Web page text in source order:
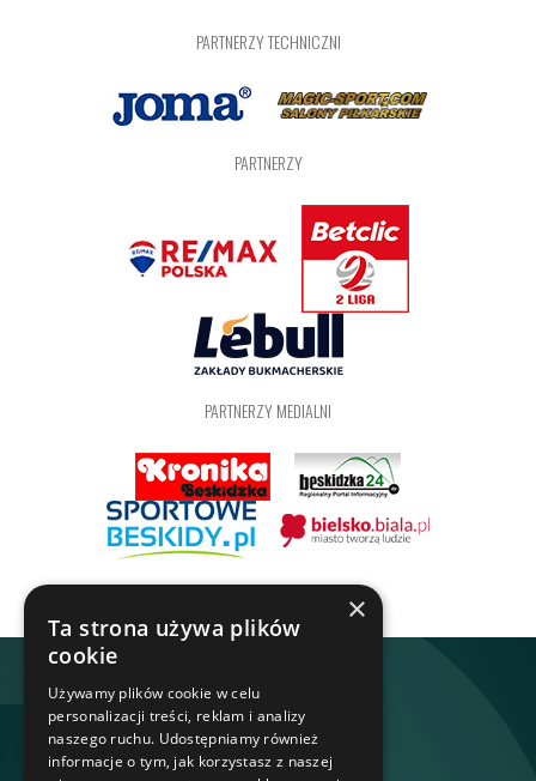
PARTNERZY TECHNICZNI
PARTNERZY
PARTNERZY MEDIALNI
×
Ta strona używa plików
cookie
Używamy plików cookie w celu
personalizacji treści, reklam i analizy
naszego ruchu. Udostępniamy również
informacje o tym, jak korzystasz z naszej